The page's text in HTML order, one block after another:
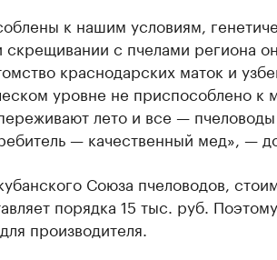
к нашим условиям,
скрещивании с пчелами региона
краснодарских маток и
уровне не приспособлено к
лето и все —
— качественный мед», —
Союза пчеловодов,
порядка 15 тыс. руб.
производителя.